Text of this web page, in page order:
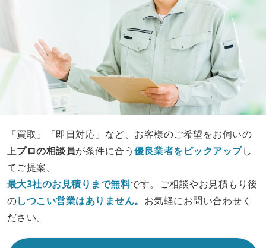
「買取」「即日対応」など、お客様のご希望をお伺いの
上プロの相談員が条件に合う優良業者をピックアップし
てご提案。
最大3社のお見積りまで無料です。ご相談やお見積もり後
のしつこい営業はありません。 お気軽にお問い合わせく
ださい。